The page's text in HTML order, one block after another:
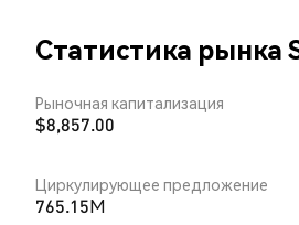
Статистика рынка
Рыночная капитализация
$8,857.00
Циркулирующее предложение
765.15M